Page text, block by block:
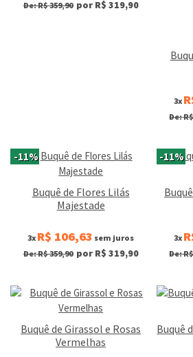
De: R$ 359,90 por R$ 319,90
3x
De:
-11%
Buquê de Flores Lilás
Majestade
3x R$ 106,63 sem juros
De: R$ 359,90 por R$ 319,90
-11%
3x
De:
Buquê de Girassol e Rosas
Vermelhas
Buquê